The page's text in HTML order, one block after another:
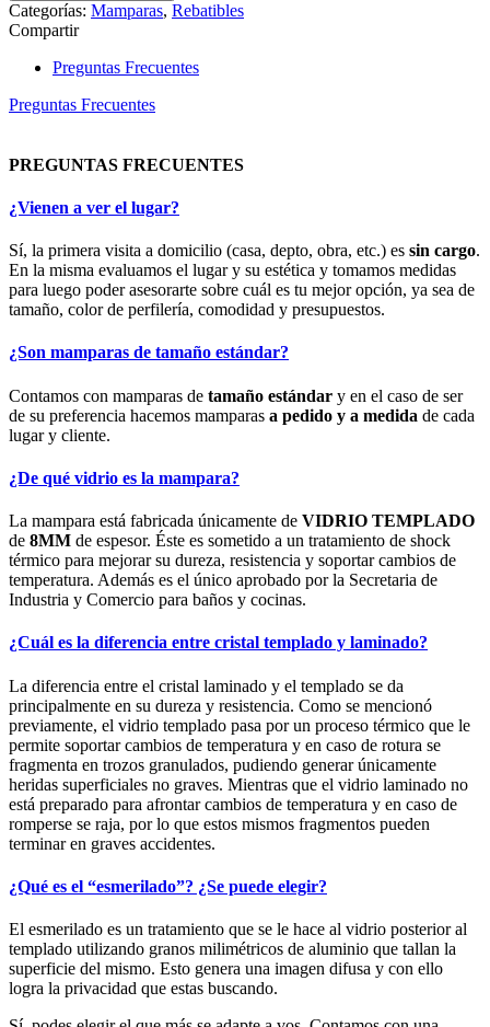
Categorías: Mamparas, Rebatibles
Compartir
Preguntas Frecuentes
Preguntas Frecuentes
PREGUNTAS FRECUENTES
¿Vienen a ver el lugar?
Sí, la primera visita a domicilio (casa, depto, obra, etc.) es sin cargo.
En la misma evaluamos el lugar y su estética y tomamos medidas
para luego poder asesorarte sobre cuál es tu mejor opción, ya sea de
tamaño, color de perfilería, comodidad y presupuestos.
¿Son mamparas de tamaño estándar?
Contamos con mamparas de tamaño estándar y en el caso de ser
de su preferencia hacemos mamparas a pedido y a medida de cada
lugar y cliente.
¿De qué vidrio es la mampara?
La mampara está fabricada únicamente de VIDRIO TEMPLADO
de 8MM de espesor. Éste es sometido a un tratamiento de shock
térmico para mejorar su dureza, resistencia y soportar cambios de
temperatura. Además es el único aprobado por la Secretaria de
Industria y Comercio para baños y cocinas.
¿Cuál es la diferencia entre cristal templado y laminado?
La diferencia entre el cristal laminado y el templado se da
principalmente en su dureza y resistencia. Como se mencionó
previamente, el vidrio templado pasa por un proceso térmico que le
permite soportar cambios de temperatura y en caso de rotura se
fragmenta en trozos granulados, pudiendo generar únicamente
heridas superficiales no graves. Mientras que el vidrio laminado no
está preparado para afrontar cambios de temperatura y en caso de
romperse se raja, por lo que estos mismos fragmentos pueden
terminar en graves accidentes.
¿Qué es el “esmerilado”? ¿Se puede elegir?
El esmerilado es un tratamiento que se le hace al vidrio posterior al
templado utilizando granos milimétricos de aluminio que tallan la
superficie del mismo. Esto genera una imagen difusa y con ello
logra la privacidad que estas buscando.